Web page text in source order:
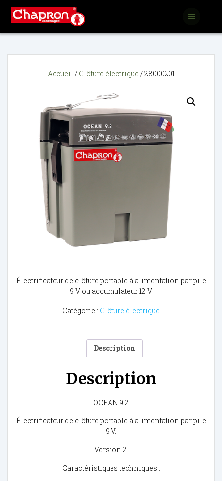
Accueil / Clôture électrique / 28000201
Électrificateur de clôture portable à alimentation par pile
9 V ou accumulateur 12 V
Catégorie : Clôture électrique
Description
Description
OCEAN 9.2
Électrificateur de clôture portable à alimentation par pile
9 V.
Version 2.
Caractéristiques techniques :